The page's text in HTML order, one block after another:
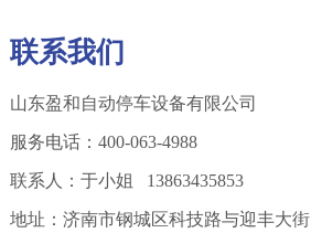
联系我们
山东盈和自动停车设备有限公司
服务电话：400-063-4988
联系人：于小姐 13863435853
地址：济南市钢城区科技路与迎丰大街